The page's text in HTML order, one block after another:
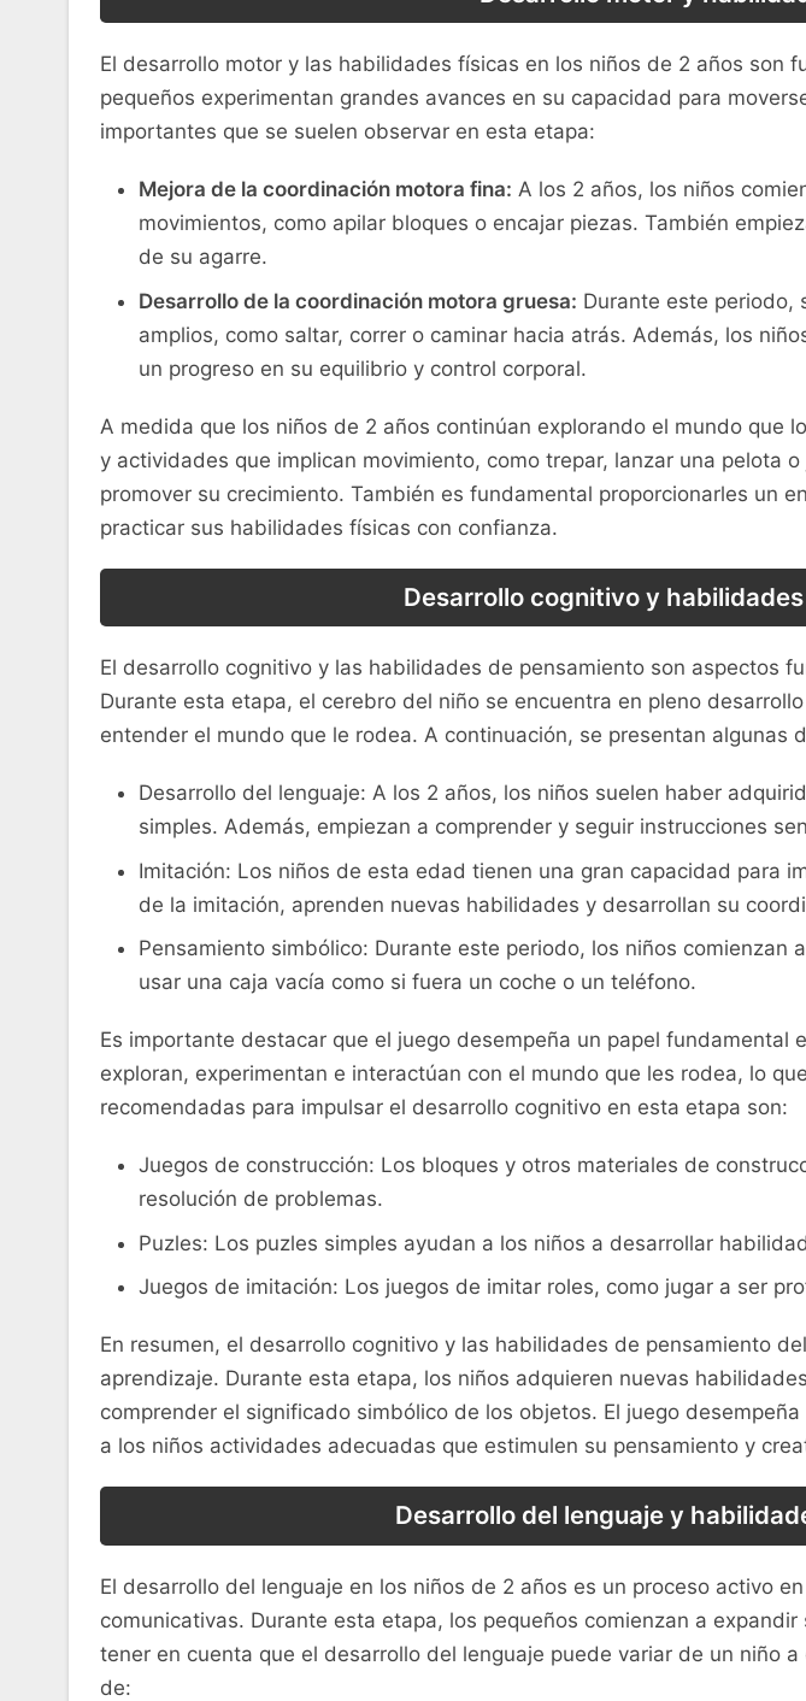
El desarrollo motor y las habilidades⁢ físicas en los niños de 2 años
pequeños experimentan grandes avances en su capacidad para
importantes que ‍se ⁣suelen observar en esta etapa:
Mejora ​de⁢ la coordinación⁢ motora fina: A los 2 ‍años, los niños‌
movimientos, como⁤ apilar bloques o encajar piezas. También
de su agarre.
Desarrollo de ⁤la‌ coordinación motora gruesa: Durante ⁣este periodo,
amplios, como saltar, correr o caminar hacia atrás. Además, los
un progreso en su equilibrio y‌ control corporal.
A‌ medida que los niños de 2 años continúan explorando el mundo​
y actividades que implican movimiento, como trepar, lanzar una ⁤pelota
promover su crecimiento. ⁢También es fundamental proporcionarles un
practicar sus habilidades ‍físicas con confianza.
Desarrollo‍ cognitivo y‍
El desarrollo cognitivo y ‍las habilidades de ⁣pensamiento son⁢ aspectos
Durante esta etapa, el cerebro del niño se encuentra en pleno
entender el mundo​ que le ⁢rodea. ​A continuación, se presentan
Desarrollo del lenguaje: ‌A los 2 años,‍ los niños suelen haber
simples. Además,⁣ empiezan a comprender y ‍seguir instrucciones
Imitación: Los niños de esta edad tienen una gran capacidad para
de la‍ imitación, aprenden nuevas habilidades⁣ y desarrollan su⁢
Pensamiento ⁤simbólico: Durante ⁤este periodo, ‍los niños
usar una caja vacía como si fuera un ⁢coche o un teléfono.
Es importante destacar que el juego ‍desempeña⁢ un papel
exploran, experimentan⁤ e interactúan con el ⁤mundo que les rodea, lo
recomendadas para impulsar el desarrollo cognitivo en esta etapa son:
Juegos de construcción: Los bloques ⁣y otros materiales de
resolución de problemas.
Puzles: Los puzles simples ayudan ‍a los niños⁢ a desarrollar
Juegos de imitación: Los juegos de imitar ​roles, como jugar a ser
En resumen, el desarrollo ⁤cognitivo ⁣y las habilidades de pensamiento
aprendizaje. Durante esta⁤ etapa, los niños adquieren nuevas
comprender el ⁢significado simbólico de los‌ objetos. El juego
a los niños‍ actividades adecuadas ‍que estimulen su pensamiento y
Desarrollo del lenguaje y
El desarrollo del lenguaje en los niños ‍de 2 ​años es un proceso ​activo
comunicativas. Durante esta etapa, los‌ pequeños comienzan a
tener en cuenta que el desarrollo del lenguaje puede variar de un niño
de: